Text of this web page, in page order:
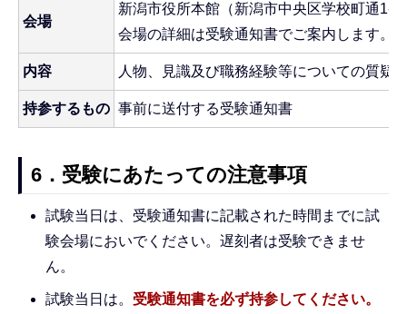
会場
新潟市役所本館（新潟市中央区学校町通1-
会場の詳細は受験通知書でご案内します。
内容 人物、見識及び職務経験等についての質疑
持参するもの 事前に送付する受験通知書
6．受験にあたっての注意事項
試験当日は、受験通知書に記載された時間までに試
験会場においでください。遅刻者は受験できませ
ん。
試験当日は。 受験通知書を必ず持参してください。